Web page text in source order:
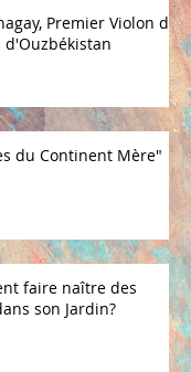
Premier Violon de
d'Ouzbékistan
du Continent Mère"
faire naître des
son Jardin?